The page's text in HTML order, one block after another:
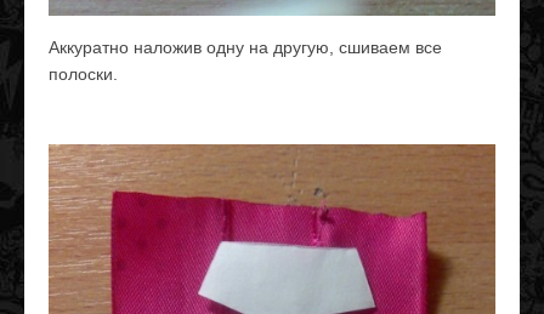
Аккуратно наложив одну на другую, сшиваем все
полоски.